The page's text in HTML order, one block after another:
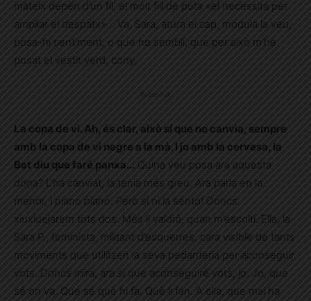
mateix depèn d’un fil, el molt fill de puta «el necessita per
ampliar el despatx»… Va, Sara, atura el cap, modula la veu,
posa-hi sentiment, o que ho sembli, que per això m’he
posat el vestit verd, cony.
La copa de vi. Ah, és clar, això sí que no canvia, sempre
amb la copa de vi negre a la mà. I jo amb la cervesa, la
Bet diu que faré panxa… Quina veu posa ara aquesta
dona? L’ha canviat, la tenia més greu. Ara parla en la
menor, i piano piano . Però si ni la sento! Doncs
xiuxiuejarem tots dos. Més li valdrà, quan m’escolti. Ella, la
Sara P., feminista, militant d’esquerres, cara visible de tants
moviments que utilitzen la seva pedanteria per aconseguir
vots. Doncs mira, ara sí que aconseguiré vots, jo. Jo, que
sé on va. Que sé què hi fa. Què li fan. A ella, que mai ha